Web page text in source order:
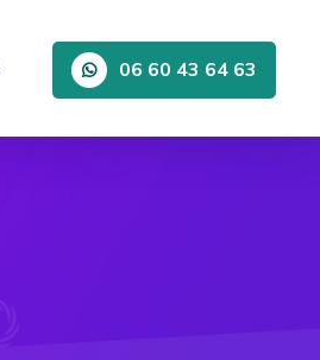
06 60 43 64 63